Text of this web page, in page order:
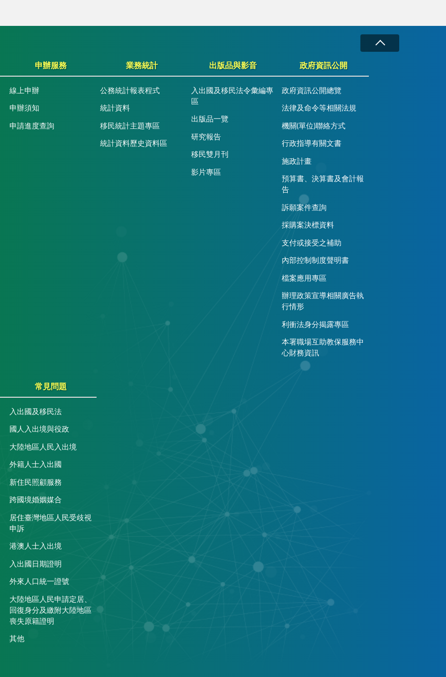
申辦服務
線上申辦
申辦須知
申請進度查詢
業務統計
公務統計報表程式
統計資料
移民統計主題專區
統計資料歷史資料區
出版品與影音
入出國及移民法令彙編專
區
出版品一覽
研究報告
移民雙月刊
影片專區
政府資訊公開
政府資訊公開總覽
法律及命令等相關法規
機關(單位)聯絡方式
行政指導有關文書
施政計畫
預算書、決算書及會計報
告
訴願案件查詢
採購案決標資料
支付或接受之補助
內部控制制度聲明書
檔案應用專區
辦理政策宣導相關廣告執
行情形
利衝法身分揭露專區
本署職場互助教保服務中
心財務資訊
常見問題
入出國及移民法
國人入出境與役政
大陸地區人民入出境
外籍人士入出國
新住民照顧服務
跨國境婚姻媒合
居住臺灣地區人民受歧視
申訴
港澳人士入出境
入出國日期證明
外來人口統一證號
大陸地區人民申請定居、
回復身分及繳附大陸地區
喪失原籍證明
其他